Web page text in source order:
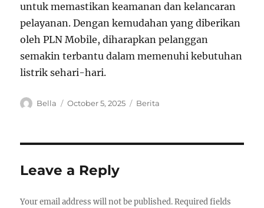
untuk memastikan keamanan dan kelancaran
pelayanan. Dengan kemudahan yang diberikan
oleh PLN Mobile, diharapkan pelanggan
semakin terbantu dalam memenuhi kebutuhan
listrik sehari-hari.
A
Bella
P
o
October 5, 2025
C
e
Berita
Leave a Reply
Your email address will not be published. Required fields